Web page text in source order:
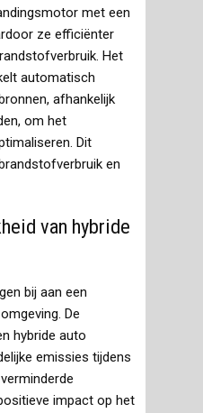
met een
ze efficiënter
Het
automatisch
afhankelijk
om het
Dit
en
van hybride
bij aan een
De
hybride auto
emissies tijdens
impact op het